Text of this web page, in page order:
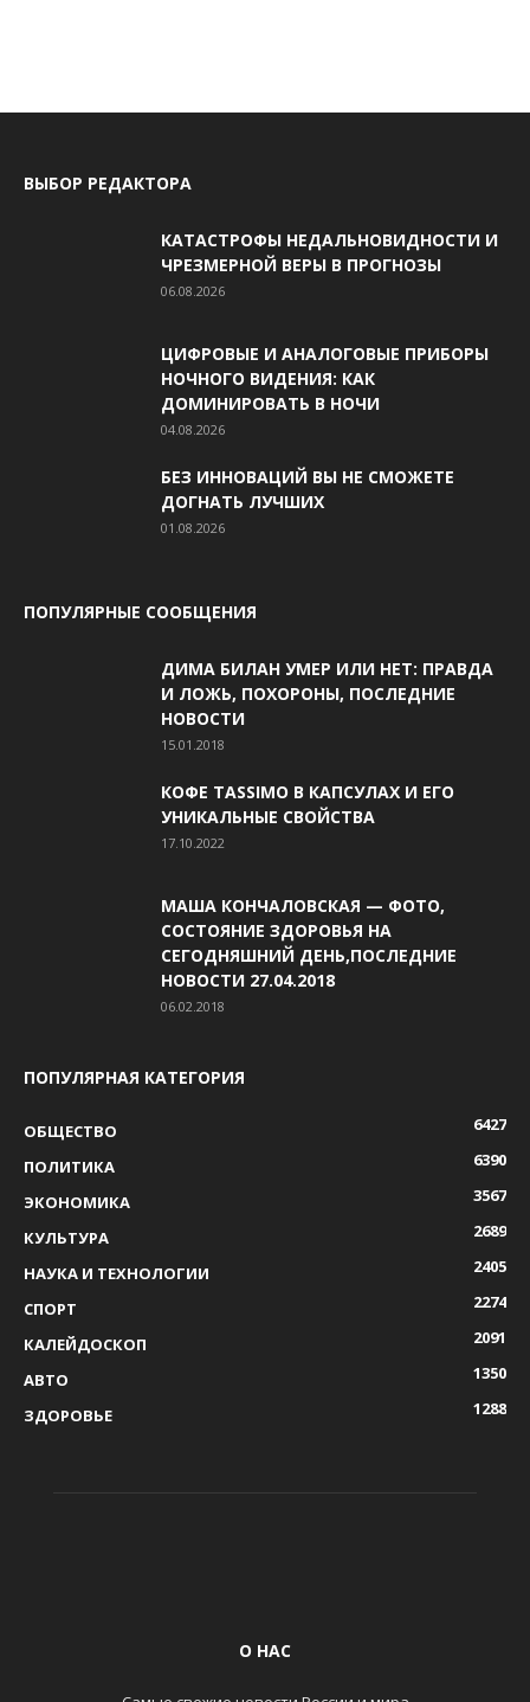
ВЫБОР РЕДАКТОРА
КАТАСТРОФЫ НЕДАЛЬНОВИДНОСТИ И
ЧРЕЗМЕРНОЙ ВЕРЫ В ПРОГНОЗЫ
06.08.2026
ЦИФРОВЫЕ И АНАЛОГОВЫЕ ПРИБОРЫ
НОЧНОГО ВИДЕНИЯ: КАК
ДОМИНИРОВАТЬ В НОЧИ
04.08.2026
БЕЗ ИННОВАЦИЙ ВЫ НЕ СМОЖЕТЕ
ДОГНАТЬ ЛУЧШИХ
01.08.2026
ПОПУЛЯРНЫЕ СООБЩЕНИЯ
ДИМА БИЛАН УМЕР ИЛИ НЕТ: ПРАВДА
И ЛОЖЬ, ПОХОРОНЫ, ПОСЛЕДНИЕ
НОВОСТИ
15.01.2018
КОФЕ TASSIMO В КАПСУЛАХ И ЕГО
УНИКАЛЬНЫЕ СВОЙСТВА
17.10.2022
МАША КОНЧАЛОВСКАЯ — ФОТО,
СОСТОЯНИЕ ЗДОРОВЬЯ НА
СЕГОДНЯШНИЙ ДЕНЬ,ПОСЛЕДНИЕ
НОВОСТИ 27.04.2018
06.02.2018
ПОПУЛЯРНАЯ КАТЕГОРИЯ
ОБЩЕСТВО
6427
ПОЛИТИКА
6390
ЭКОНОМИКА
3567
КУЛЬТУРА
2689
НАУКА И ТЕХНОЛОГИИ
2405
СПОРТ
2274
КАЛЕЙДОСКОП
2091
АВТО
1350
ЗДОРОВЬЕ
1288
О НАС